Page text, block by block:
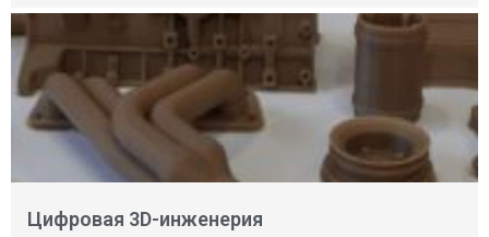
Цифровая 3D-инженерия